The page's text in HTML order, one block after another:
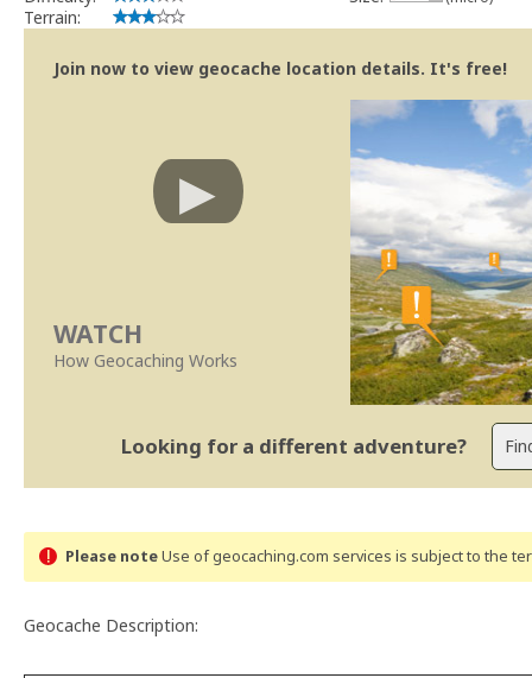
Terrain:
Join now to view geocache location details. It's free!
WATCH
How Geocaching Works
Looking for a different adventure?
Please noteUse of geocaching.com services is subject to the
Geocache Description: